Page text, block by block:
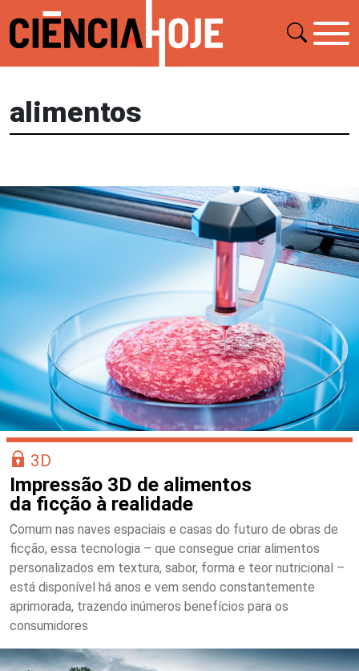
alimentos
3D
Impressão 3D de alimentos
da ficção à realidade
Comum nas naves espaciais e casas do futuro de obras de
ficção, essa tecnologia – que consegue criar alimentos
personalizados em textura, sabor, forma e teor nutricional –
está disponível há anos e vem sendo constantemente
aprimorada, trazendo inúmeros benefícios para os
consumidores